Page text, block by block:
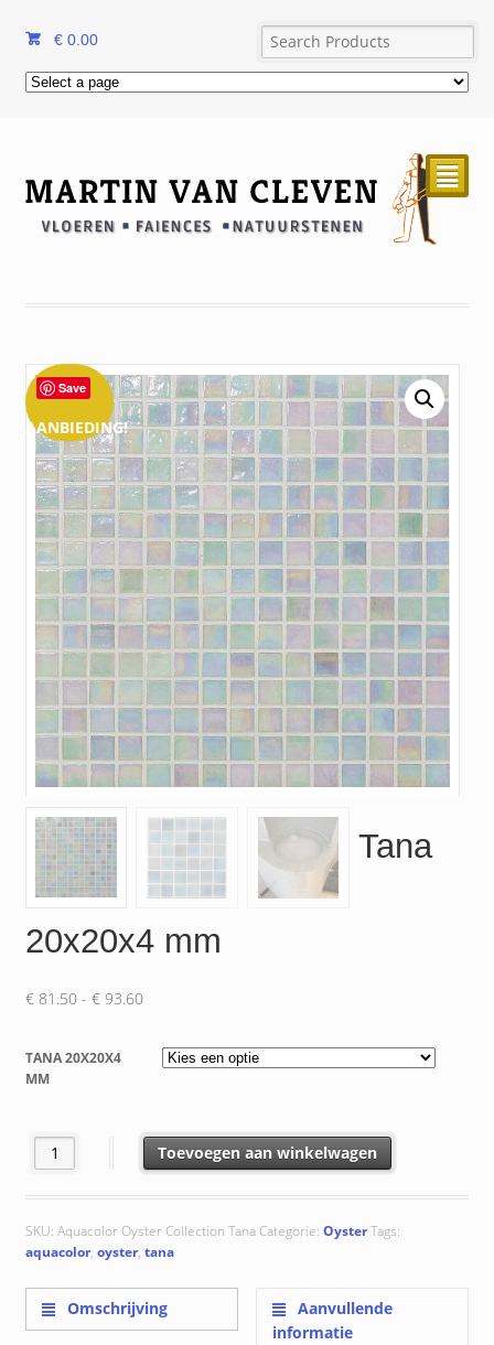
€ 0.00
²
AANBIEDING!
Save
Tana
20x20x4 mm
€81.50 - €93.60Prijsklasse:
€ 93.60
TANA 20X20X4
MM
Tana 20x20x4 mm aantalToevoegen aan winkelwagen
SKU: Aquacolor Oyster Collection TanaCategorie: OysterTags:
aquacolor, oyster, tana
Omschrijving
Aanvullende
informatie